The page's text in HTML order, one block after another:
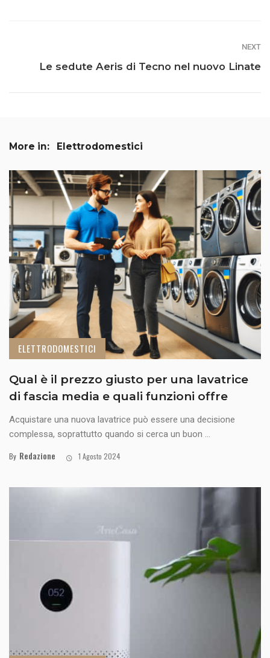
NEXT
Le sedute Aeris di Tecno nel nuovo Linate
More in: Elettrodomestici
ELETTRODOMESTICI
Qual è il prezzo giusto per una lavatrice
di fascia media e quali funzioni offre
Acquistare una nuova lavatrice può essere una decisione
complessa, soprattutto quando si cerca un buon ...
By Redazione 1 Agosto 2024